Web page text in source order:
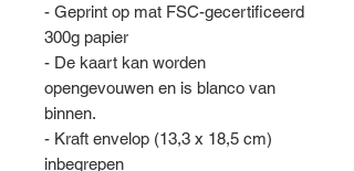
- Geprint op mat FSC-gecertificeerd
300g papier
- De kaart kan worden
opengevouwen en is blanco van
binnen.
- Kraft envelop (13,3 x 18,5 cm)
inbegrepen